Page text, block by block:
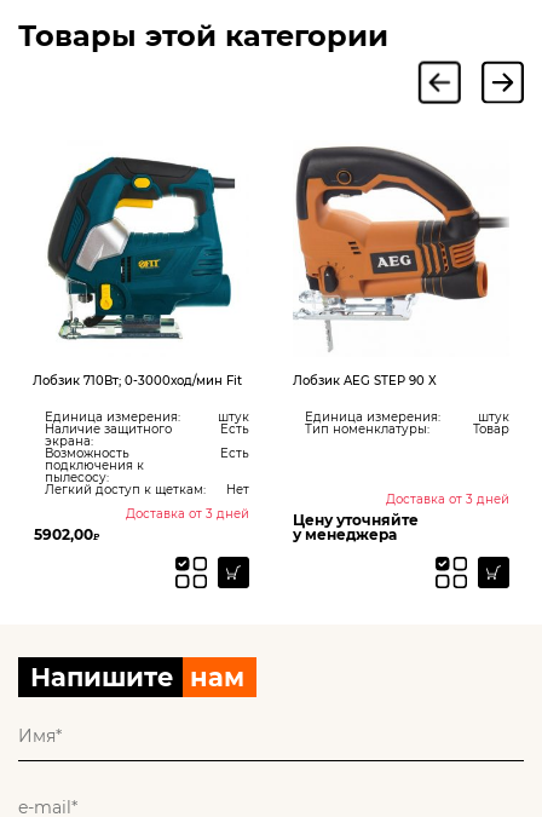
Товары этой категории
Лобзик 710Вт; 0-3000ход/мин Fit
Единица измерения: штук
Наличие защитного
экрана:
Есть
Возможность
подключения к
пылесосу:
Есть
Легкий доступ к щеткам:
Нет
Доставка от 3 дней
5902,00₽
Лобзик AEG STEP 90 X
Единица измерения: штук
Тип номенклатуры: Товар
Доставка от 3 дней
Цену уточняйте
у менеджера
Напишите нам